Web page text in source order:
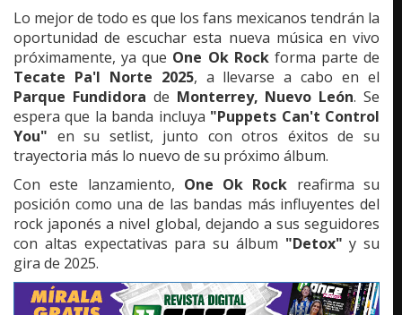
Lo mejor de todo es que los fans mexicanos tendrán la
oportunidad de escuchar esta nueva música en vivo
próximamente, ya que One Ok Rockforma parte de
Tecate Pa'l Norte 2025, a llevarse a cabo en el
Parque Fundidora de Monterrey, Nuevo León. Se
espera que la banda incluya "Puppets Can't Control
You" en su setlist, junto con otros éxitos de su
trayectoria más lo nuevo de su próximo álbum.
Con este lanzamiento, One Ok Rock reafirma su
posición como una de las bandas más influyentes del
rock japonés a nivel global, dejando a sus seguidores
con altas expectativas para su álbum "Detox" y su
gira de 2025.